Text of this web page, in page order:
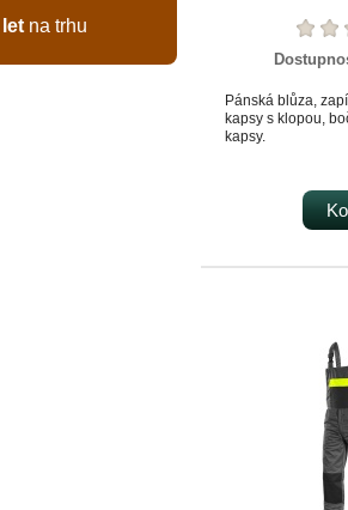
na trhu
Pánská blůza,
kapsy s klopou,
kapsy.